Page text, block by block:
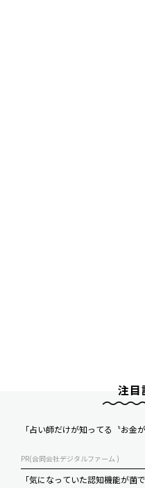
注
「占い師だけが知ってる〝お金
PR(合同会社デジタルファーム )
「気になっていた認知機能が